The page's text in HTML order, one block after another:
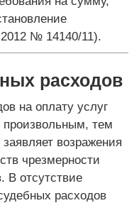
№ 14140/11).
расходов
на оплату услуг
произвольным, тем
возражения
чрезмерности
В отсутствие
расходов